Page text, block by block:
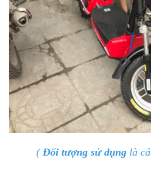
( Đối tượng sử dụng là